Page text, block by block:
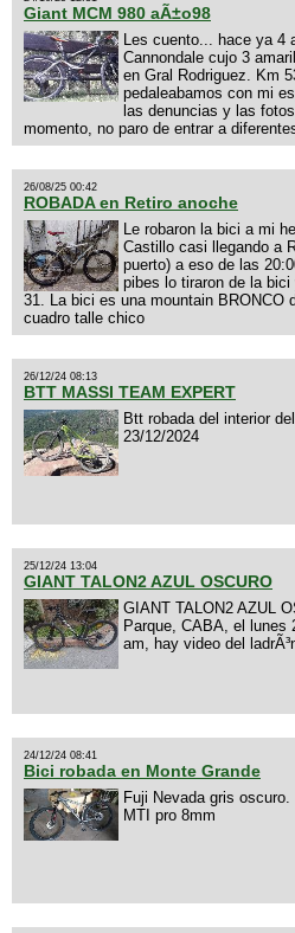
Giant MCM 980 aÃ±o98
Les cuento... hace ya 4
Cannondale cujo 3
en Gral Rodriguez. Km
pedaleabamos con mi
las denuncias y las
momento, no paro de entrar a
26/08/25 00:42
ROBADA en Retiro anoche
Le robaron la bici a mi
Castillo casi llegando a
puerto) a eso de las
pibes lo tiraron de la
31. La bici es una mountain BRONCO
cuadro talle chico
26/12/24 08:13
BTT MASSI TEAM EXPERT
Btt robada del interior
23/12/2024
25/12/24 13:04
GIANT TALON2 AZUL OSCURO
GIANT TALON2 AZUL
Parque, CABA, el lunes
am, hay video del
24/12/24 08:41
Bici robada en Monte Grande
Fuji Nevada gris
MTI pro 8mm